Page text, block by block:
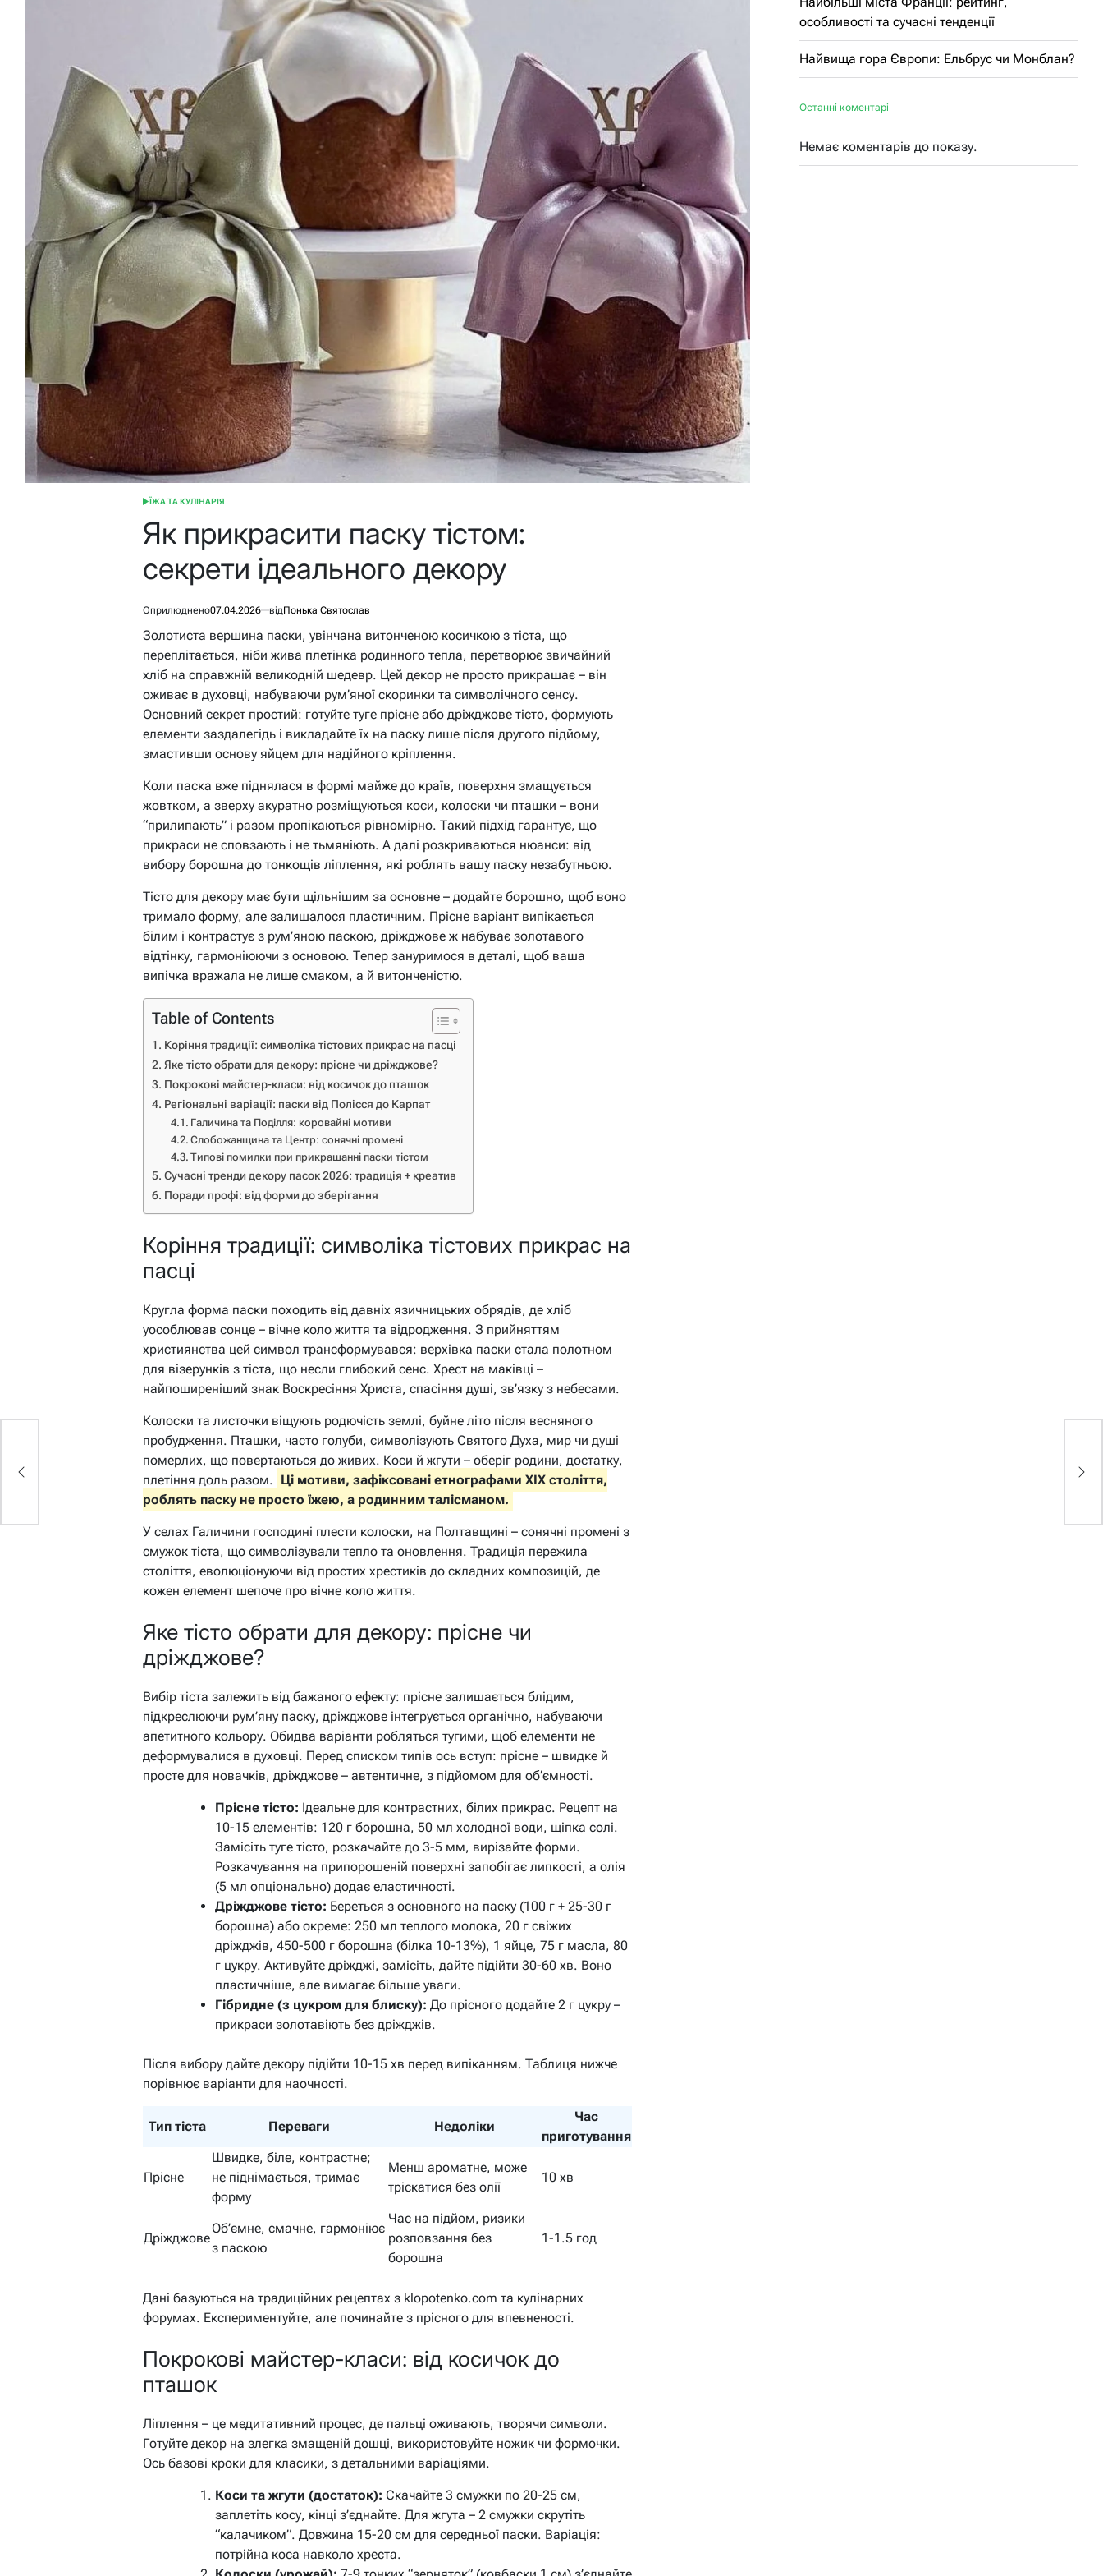
ОПУБЛІКУВАТИ
ЇЖА ТА КУЛІНАРІЯ
Як прикрасити паску тістом:
секрети ідеального декору
Оприлюднено07.04.2026 відПонька Святослав
Золотиста вершина паски, увінчана витонченою косичкою з тіста, що
переплітається, ніби жива плетінка родинного тепла, перетворює звичайний
хліб на справжній великодній шедевр. Цей декор не просто прикрашає – він
оживає в духовці, набуваючи рум’яної скоринки та символічного сенсу.
Основний секрет простий: готуйте туге прісне або дріжджове тісто, формують
елементи заздалегідь і викладайте їх на паску лише після другого підйому,
змастивши основу яйцем для надійного кріплення.
Коли паска вже піднялася в формі майже до країв, поверхня змащується
жовтком, а зверху акуратно розміщуються коси, колоски чи пташки – вони
“прилипають” і разом пропікаються рівномірно. Такий підхід гарантує, що
прикраси не сповзають і не тьмяніють. А далі розкриваються нюанси: від
вибору борошна до тонкощів ліплення, які роблять вашу паску незабутньою.
Тісто для декору має бути щільнішим за основне – додайте борошно, щоб воно
тримало форму, але залишалося пластичним. Прісне варіант випікається
білим і контрастує з рум’яною паскою, дріжджове ж набуває золотавого
відтінку, гармоніюючи з основою. Тепер зануримося в деталі, щоб ваша
випічка вражала не лише смаком, а й витонченістю.
Table of Contents
Коріння традиції: символіка тістових прикрас на пасці
Яке тісто обрати для декору: прісне чи дріжджове?
Покрокові майстер-класи: від косичок до пташок
Регіональні варіації: паски від Полісся до Карпат
Галичина та Поділля: коровайні мотиви
Слобожанщина та Центр: сонячні промені
Типові помилки при прикрашанні паски тістом
Сучасні тренди декору пасок 2026: традиція + креатив
Поради профі: від форми до зберігання
Коріння традиції: символіка тістових прикрас на
пасці
Кругла форма паски походить від давніх язичницьких обрядів, де хліб
уособлював сонце – вічне коло життя та відродження. З прийняттям
християнства цей символ трансформувався: верхівка паски стала полотном
для візерунків з тіста, що несли глибокий сенс. Хрест на маківці –
найпоширеніший знак Воскресіння Христа, спасіння душі, зв’язку з небесами.
Колоски та листочки віщують родючість землі, буйне літо після весняного
пробудження. Пташки, часто голуби, символізують Святого Духа, мир чи душі
померлих, що повертаються до живих. Коси й жгути – оберіг родини, достатку,
плетіння доль разом. Ці мотиви, зафіксовані етнографами XIX століття,
роблять паску не просто їжею, а родинним талісманом.
У селах Галичини господині плести колоски, на Полтавщині – сонячні промені з
смужок тіста, що символізували тепло та оновлення. Традиція пережила
століття, еволюціонуючи від простих хрестиків до складних композицій, де
кожен елемент шепоче про вічне коло життя.
Яке тісто обрати для декору: прісне чи
дріжджове?
Вибір тіста залежить від бажаного ефекту: прісне залишається блідим,
підкреслюючи рум’яну паску, дріжджове інтегрується органічно, набуваючи
апетитного кольору. Обидва варіанти робляться тугими, щоб елементи не
деформувалися в духовці. Перед списком типів ось вступ: прісне – швидке й
просте для новачків, дріжджове – автентичне, з підйомом для об’ємності.
Прісне тісто: Ідеальне для контрастних, білих прикрас. Рецепт на
10-15 елементів: 120 г борошна, 50 мл холодної води, щіпка солі.
Замісіть туге тісто, розкачайте до 3-5 мм, вирізайте форми.
Розкачування на припорошеній поверхні запобігає липкості, а олія
(5 мл опціонально) додає еластичності.
Дріжджове тісто: Береться з основного на паску (100 г + 25-30 г
борошна) або окреме: 250 мл теплого молока, 20 г свіжих
дріжджів, 450-500 г борошна (білка 10-13%), 1 яйце, 75 г масла, 80
г цукру. Активуйте дріжджі, замісіть, дайте підійти 30-60 хв. Воно
пластичніше, але вимагає більше уваги.
Гібридне (з цукром для блиску): До прісного додайте 2 г цукру –
прикраси золотавіють без дріжджів.
Після вибору дайте декору підійти 10-15 хв перед випіканням. Таблиця нижче
порівнює варіанти для наочності.
Тип тіста Переваги Недоліки
Час
приготування
Прісне
Швидке, біле, контрастне;
не піднімається, тримає
форму
Менш ароматне, може
тріскатися без олії
10 хв
Дріжджове
Об’ємне, смачне, гармоніює
з паскою
Час на підйом, ризики
розповзання без
борошна
1-1.5 год
Дані базуються на традиційних рецептах з klopotenko.com та кулінарних
форумах. Експериментуйте, але починайте з прісного для впевненості.
Покрокові майстер-класи: від косичок до
пташок
Ліплення – це медитативний процес, де пальці оживають, творячи символи.
Готуйте декор на злегка змащеній дошці, використовуйте ножик чи формочки.
Ось базові кроки для класики, з детальними варіаціями.
Коси та жгути (достаток): Скачайте 3 смужки по 20-25 см,
заплетіть косу, кінці з’єднайте. Для жгута – 2 смужки скрутіть
“калачиком”. Довжина 15-20 см для середньої паски. Варіація:
потрійна коса навколо хреста.
особливості та сучасні тенденції
Найвища гора Європи: Ельбрус чи Монблан?
Останні коментарі
Немає коментарів до показу.